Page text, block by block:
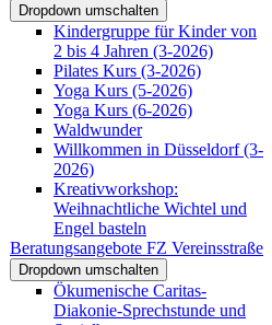
Dropdown umschalten
Kindergruppe für Kinder von
2 bis 4 Jahren (3-2026)
Pilates Kurs (3-2026)
Yoga Kurs (5-2026)
Yoga Kurs (6-2026)
Waldwunder
Willkommen in Düsseldorf (3-
2026)
Kreativworkshop:
Weihnachtliche Wichtel und
Engel basteln
Beratungsangebote FZ Vereinsstraße
Dropdown umschalten
Ökumenische Caritas-
Diakonie-Sprechstunde und